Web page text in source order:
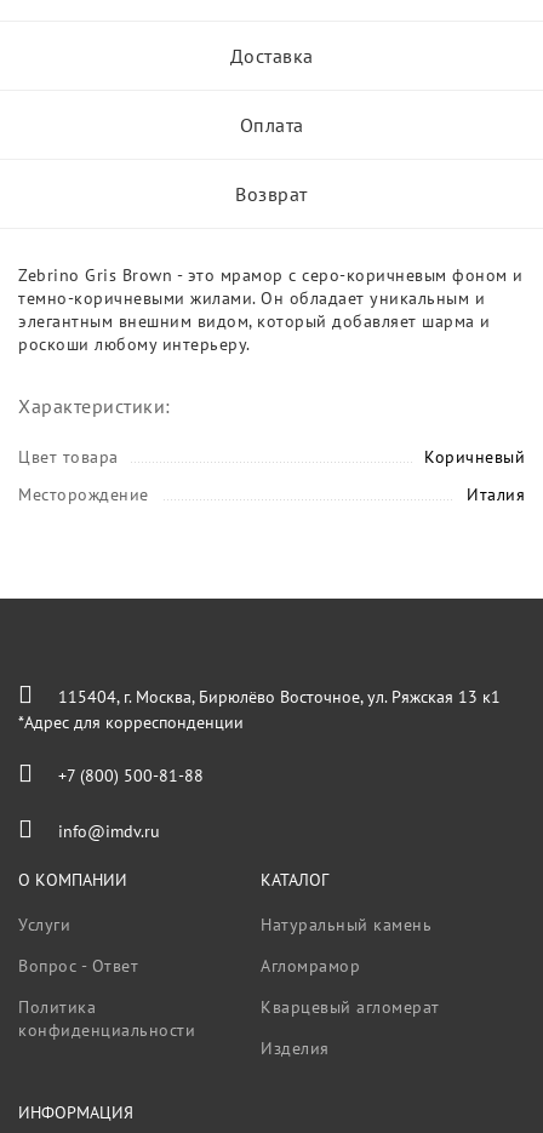
Доставка
Оплата
Возврат
Zebrino Gris Brown - это мрамор с серо-коричневым фоном и
темно-коричневыми жилами. Он обладает уникальным и
элегантным внешним видом, который добавляет шарма и
роскоши любому интерьеру.
Характеристики:
Цвет товара
Коричневый
Месторождение
Италия
115404, г. Москва, Бирюлёво Восточное, ул. Ряжская 13 к1
*Адрес для корреспонденции
+7 (800) 500-81-88
info@imdv.ru
О КОМПАНИИ
Услуги
Вопрос - Ответ
Политика
конфиденциальности
КАТАЛОГ
Натуральный камень
Агломрамор
Кварцевый агломерат
Изделия
ИНФОРМАЦИЯ